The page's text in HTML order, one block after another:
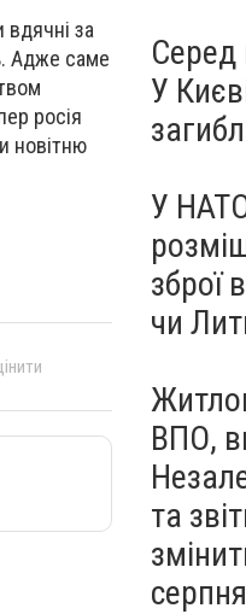
вдячні за
Адже саме
росія
новітню
Серед
У
У
зброї
чи
ВПО,
та
серпня